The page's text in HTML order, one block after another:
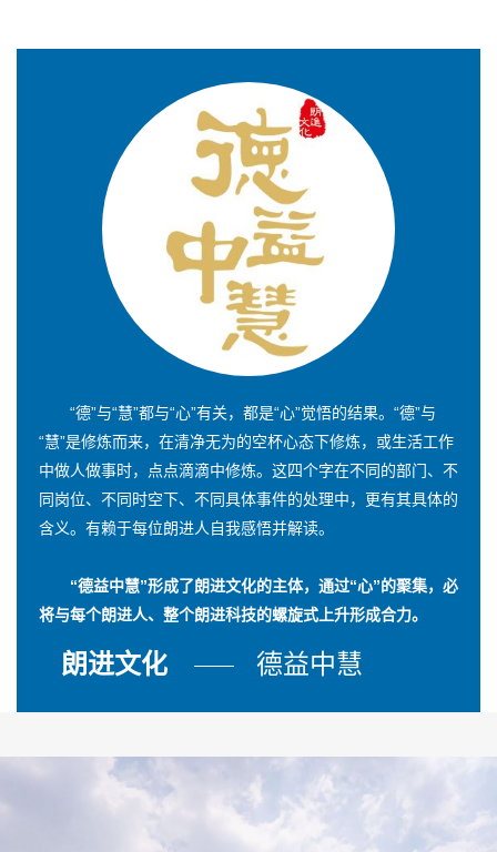
“德”与“慧”都与“心”有关，都是“心”觉悟的结果。“德”与
“慧”是修炼而来，在清净无为的空杯心态下修炼，或生活工作
中做人做事时，点点滴滴中修炼。这四个字在不同的部门、不
同岗位、不同时空下、不同具体事件的处理中，更有其具体的
含义。有赖于每位朗进人自我感悟并解读。
“德益中慧”形成了朗进文化的主体，通过“心”的聚集，必
将与每个朗进人、整个朗进科技的螺旋式上升形成合力。
朗进文化 德益中慧